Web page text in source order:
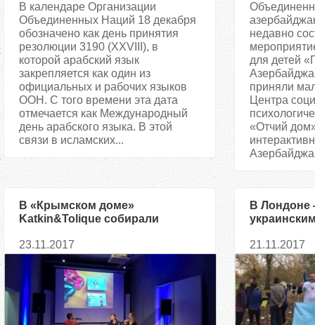
В календаре Организации
Объединенных Наций 18 декабря
обозначено как день принятия
резолюции 3190 (XXVIII), в
которой арабский язык
закрепляется как один из
официальных и рабочих языков
ООН. С того времени эта дата
отмечается как Международный
день арабского языка. В этой
связи в исламских...
недавно
для детей
приняли
Центра
«Отчий
В «Крымском доме»
Katkin&Tolique собирали
политзаключенных Кремля
23.11.2017
В
21.11.2017